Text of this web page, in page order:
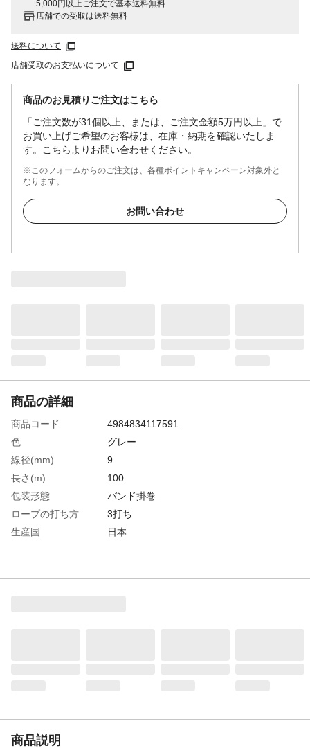
5,000円以上ご注文で基本送料無料
店舗での受取は送料無料
送料について
店舗受取のお支払いについて
商品のお見積りご注文はこちら
「ご注文数が31個以上、または、ご注文金額5万円以上」で
お買い上げご希望のお客様は、在庫・納期を確認いたしま
す。こちらよりお問い合わせください。
※このフォームからのご注文は、各種ポイントキャンペーン対象外と
なります。
お問い合わせ
商品の詳細
商品コード
4984834117591
色
グレー
線径(mm)
9
長さ(m)
100
包装形態
バンド掛巻
ロープの打ち方
3打ち
生産国
日本
材質1
ロープ材質：ナイロン
商品説明